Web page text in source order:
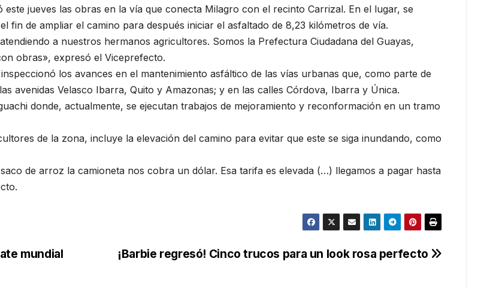
jueves las obras en la vía que conecta Milagro con el recinto Carrizal. En el lugar, se
fin de ampliar el camino para después iniciar el asfaltado de 8,23 kilómetros de vía.
a nuestros hermanos agricultores. Somos la Prefectura Ciudadana del Guayas,
obras», expresó el Viceprefecto.
los avances en el mantenimiento asfáltico de las vías urbanas que, como parte de
avenidas Velasco Ibarra, Quito y Amazonas; y en las calles Córdova, Ibarra y Única.
donde, actualmente, se ejecutan trabajos de mejoramiento y reconformación en un tramo
de la zona, incluye la elevación del camino para evitar que este se siga inundando, como
de arroz la camioneta nos cobra un dólar. Esa tarifa es elevada (…) llegamos a pagar hasta
¡Barbie regresó! Cinco trucos para un look rosa perfecto
mundial